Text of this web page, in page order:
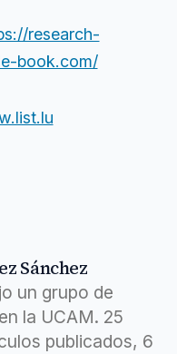
research-
book.com/
Sánchez
un grupo de
la UCAM. 25
publicados, 6